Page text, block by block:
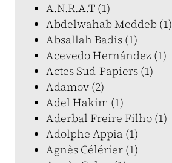
A.N.R.A.T (1)
Abdelwahab Meddeb (1)
Absallah Badis (1)
Acevedo Hernández (1)
Actes Sud-Papiers (1)
Adamov (2)
Adel Hakim (1)
Aderbal Freire Filho (1)
Adolphe Appia (1)
Agnès Célérier (1)